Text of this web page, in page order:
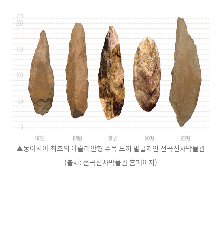
▲동아시아 최초의 아슐리안형 주목 도끼 발굴지인 전곡선사박물관
(출처: 전곡선사박물관 홈페이지)